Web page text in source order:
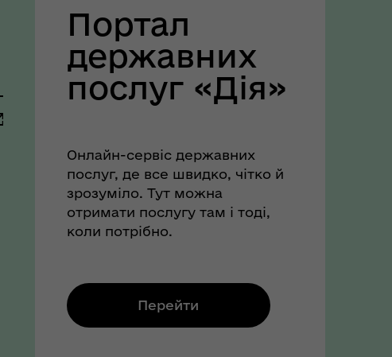
Портал
державних
послуг «Дія»
Онлайн-сервіс державних
послуг, де все швидко, чітко й
зрозуміло. Тут можна
отримати послугу там і тоді,
коли потрібно.
Перейти